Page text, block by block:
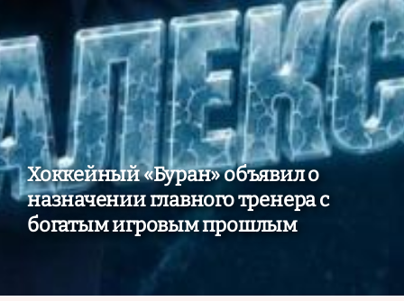
Хоккейный «Буран» объявил о
назначении главного тренера с
богатым игровым прошлым